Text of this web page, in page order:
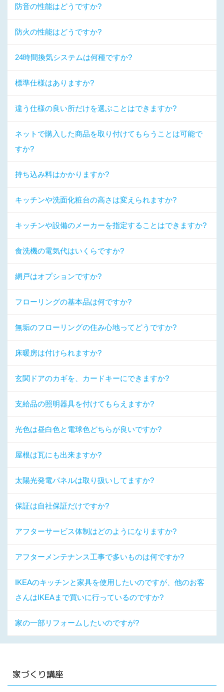
防音の性能はどうですか?
防火の性能はどうですか?
24時間換気システムは何種ですか?
標準仕様はありますか?
違う仕様の良い所だけを選ぶことはできますか?
ネットで購入した商品を取り付けてもらうことは可能で
すか?
持ち込み料はかかりますか?
キッチンや洗面化粧台の高さは変えられますか?
キッチンや設備のメーカーを指定することはできますか?
食洗機の電気代はいくらですか?
網戸はオプションですか?
フローリングの基本品は何ですか?
無垢のフローリングの住み心地ってどうですか?
床暖房は付けられますか?
玄関ドアのカギを、カードキーにできますか?
支給品の照明器具を付けてもらえますか?
光色は昼白色と電球色どちらが良いですか?
屋根は瓦にも出来ますか?
太陽光発電パネルは取り扱いしてますか?
保証は自社保証だけですか?
アフターサービス体制はどのようになりますか?
アフターメンテナンス工事で多いものは何ですか?
IKEAのキッチンと家具を使用したいのですが、他のお客
さんはIKEAまで買いに行っているのですか?
家の一部リフォームしたいのですが?
家づくり講座